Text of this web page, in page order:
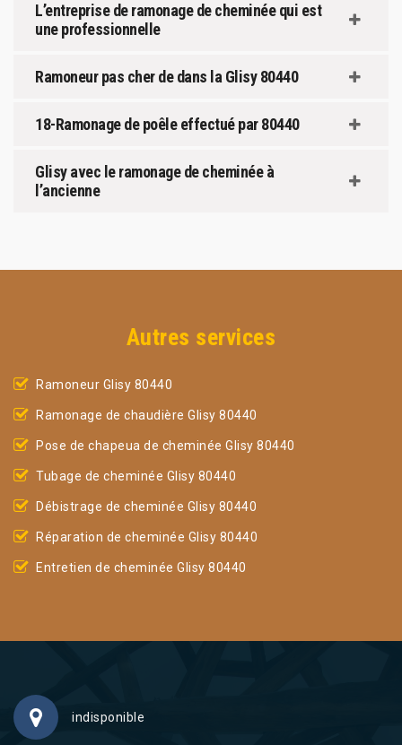
L’entreprise de ramonage de cheminée qui est
une professionnelle
Ramoneur pas cher de dans la Glisy 80440
18-Ramonage de poêle effectué par 80440
Glisy avec le ramonage de cheminée à
l’ancienne
Autres services
Ramoneur Glisy 80440
Ramonage de chaudière Glisy 80440
Pose de chapeua de cheminée Glisy 80440
Tubage de cheminée Glisy 80440
Débistrage de cheminée Glisy 80440
Réparation de cheminée Glisy 80440
Entretien de cheminée Glisy 80440
indisponible